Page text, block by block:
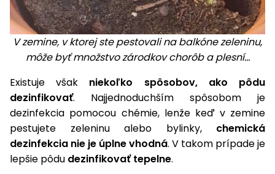
frézy
Odhŕňače
a lopaty
na sneh
Postrekovače
a rosiče
Príslušenstvo
V zemine, v ktorej ste pestovali na balkóne zeleninu,
môže byť množstvo zárodkov chorôb a plesní...
Existuje však niekoľko spôsobov, ako pôdu
dezinfikovať. Najjednoduchším spôsobom je
dezinfekcia pomocou chémie, lenže keď v zemine
pestujete zeleninu alebo bylinky, chemická
dezinfekcia nie je úplne vhodná. V takom prípade je
lepšie pôdu dezinfikovať tepelne.